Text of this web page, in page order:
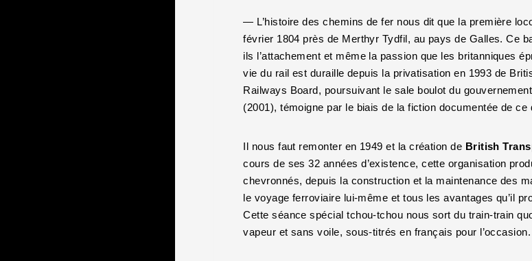
— L’histoire des chemins de fer nous dit que la première
février 1804 près de Merthyr Tydfil, au pays de Galles. Ce
ils l’attachement et même la passion que les britanniques
vie du rail est duraille depuis la privatisation en 1993 de
Railways Board, poursuivant le sale boulot du
(2001), témoigne par le biais de la fiction documentée de
Il nous faut remonter en 1949 et la création de British
cours de ses 32 années d’existence, cette organisation
chevronnés, depuis la construction et la maintenance des
le voyage ferroviaire lui-même et tous les avantages qu’il
Cette séance spécial tchou-tchou nous sort du train-train
vapeur et sans voile, sous-titrés en français pour l’occasion.